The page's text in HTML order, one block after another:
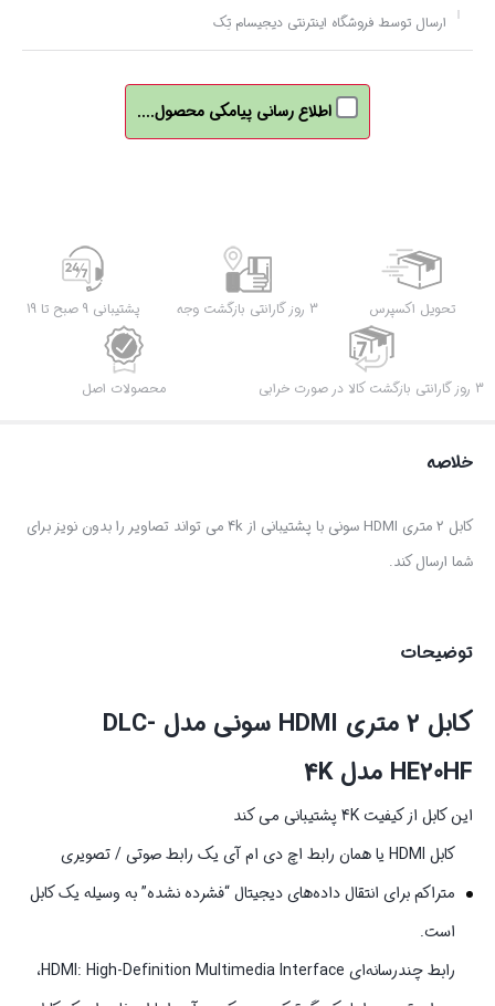
ارسال توسط فروشگاه اینترنتی دیجیسام تِک
اطلاع رسانی پیامکی محصول....
تحویل اکسپرس 3 روز گارانتی بازگشت وجه پشتیبانی 9 صبح تا 19
3 روز گارانتی بازگشت کالا در صورت خرابی محصولات اصل
خلاصه
کابل 2 متری HDMI سونی با پشتیبانی از 4k می تواند تصاویر را بدون نویز برای
شما ارسال کند.
توضیحات
کابل 2 متری HDMI سونی مدل DLC-
HE20HF مدل 4K
این کابل از کیفیت 4K پشتیبانی می کند
کابل
یا همان رابط اچ دی ام آی یک رابط صوتی / تصویری
متراکم برای انتقال داده‌های دیجیتال “فشرده‌ نشده‌” به‌ وسیله یک کابل
است.
رابط چندرسانه‌ای
،